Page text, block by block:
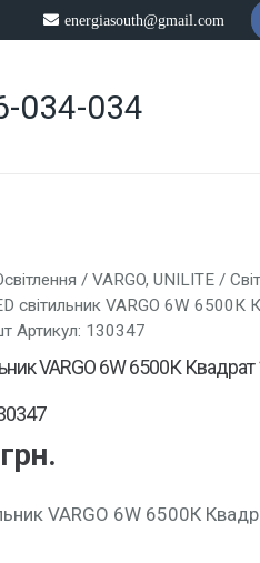
energiasouth@gmail.com
034-034
/ VARGO, UNILITE /
світильник VARGO 6W
Артикул: 130347
VARGO 6W 6500К
грн.
VARGO 6W 6500К